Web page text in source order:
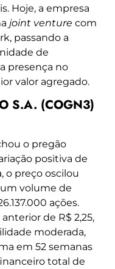
Hoje, a empresa
joint venture com
passando a
de
presença no
valor agregado.
S.A. (COGN3)
o pregão
positiva de
o preço oscilou
um volume de
ações.
de R$ 2,25,
moderada,
em 52 semanas
total de